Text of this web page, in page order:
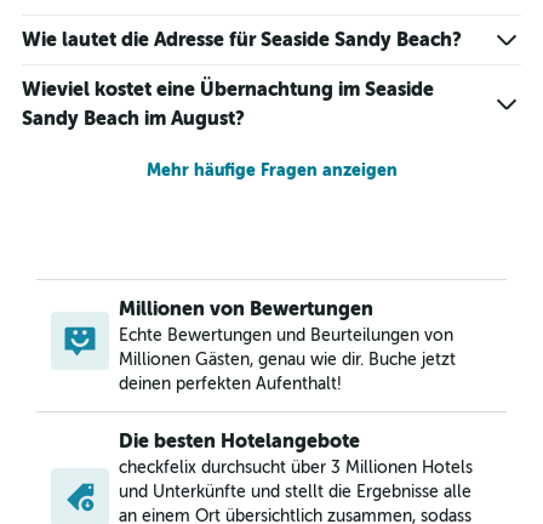
Wie lautet die Adresse für Seaside Sandy Beach?
Wieviel kostet eine Übernachtung im Seaside
Sandy Beach im August?
Mehr häufige Fragen anzeigen
Millionen von Bewertungen
Echte Bewertungen und Beurteilungen von
Millionen Gästen, genau wie dir. Buche jetzt
deinen perfekten Aufenthalt!
Die besten Hotelangebote
checkfelix durchsucht über 3 Millionen Hotels
und Unterkünfte und stellt die Ergebnisse alle
an einem Ort übersichtlich zusammen, sodass